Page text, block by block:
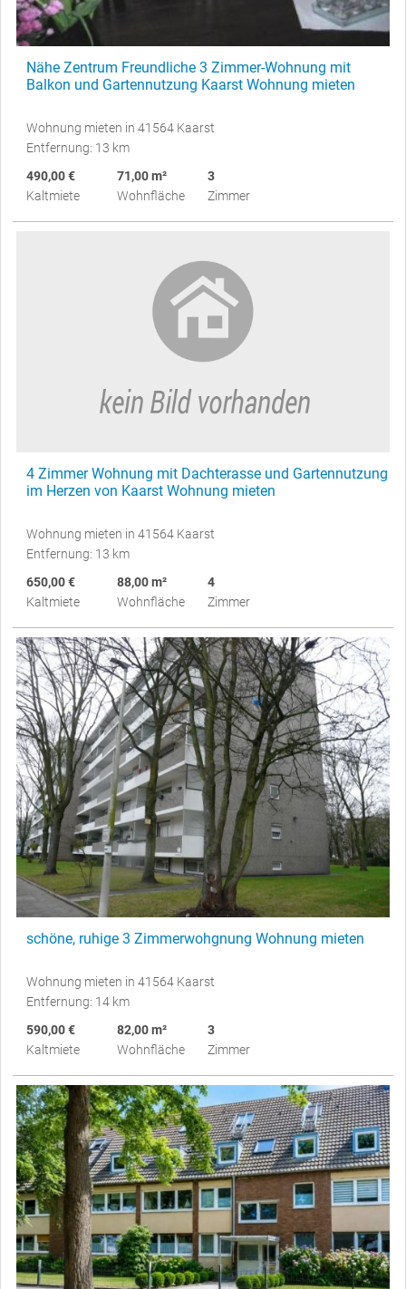
Nähe Zentrum Freundliche 3 Zimmer-Wohnung mit
Balkon und Gartennutzung Kaarst Wohnung mieten
Wohnung mieten in 41564 Kaarst
Entfernung: 13 km
490,00 €
Kaltmiete
71,00 m²
Wohnfläche
3
Zimmer
4 Zimmer Wohnung mit Dachterasse und Gartennutzung
im Herzen von Kaarst Wohnung mieten
Wohnung mieten in 41564 Kaarst
Entfernung: 13 km
650,00 €
Kaltmiete
88,00 m²
Wohnfläche
4
Zimmer
schöne, ruhige 3 Zimmerwohgnung Wohnung mieten
Wohnung mieten in 41564 Kaarst
Entfernung: 14 km
590,00 €
Kaltmiete
82,00 m²
Wohnfläche
3
Zimmer